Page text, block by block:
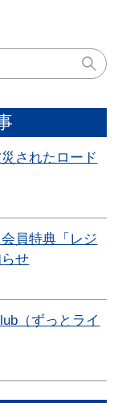
されたロード
員特典「レジ
せ
（ずっとライ